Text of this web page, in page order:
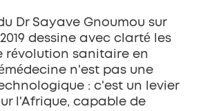
Dr Sayave Gnoumou sur
2019 dessine avec clarté les
révolution sanitaire en
n'est pas une
: c'est un
levier
l'Afrique, capable de